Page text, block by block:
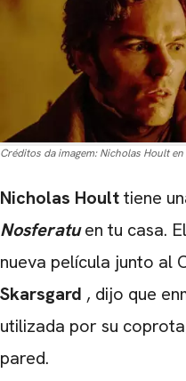
Créditos da imagem: Nicholas Hoult
Nicholas Houlttiene
Nosferatu en tu casa.
nueva película junto al
Skarsgard , dijo que
utilizada por su
pared.